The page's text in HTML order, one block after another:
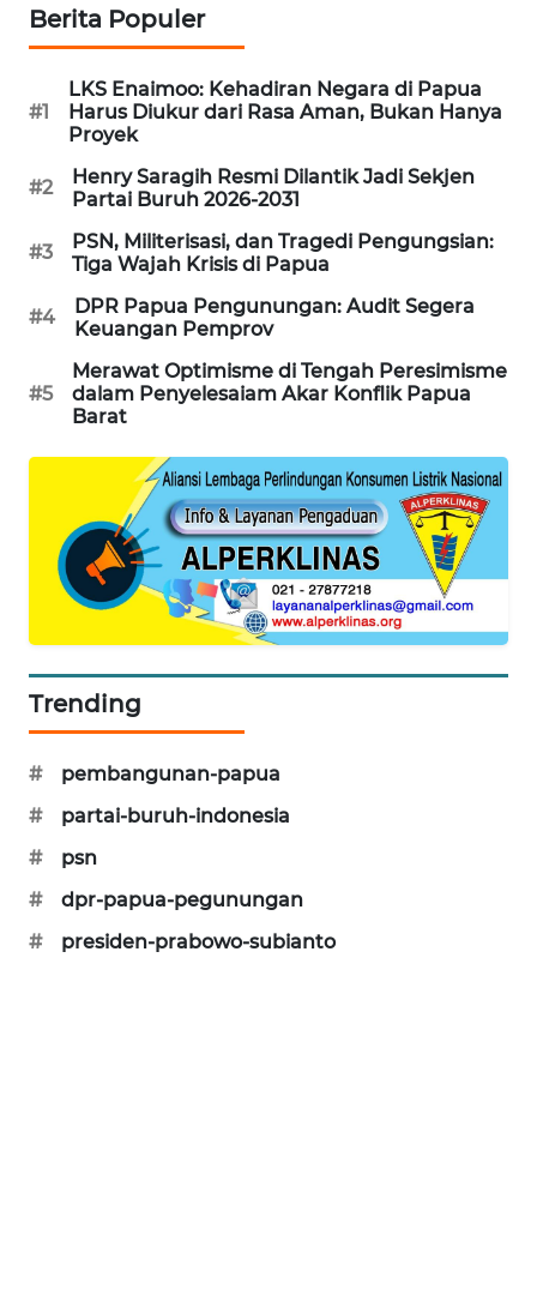
Berita Populer
#1
LKS Enaimoo: Kehadiran Negara di Papua
Harus Diukur dari Rasa Aman, Bukan Hanya
Proyek
#2
Henry Saragih Resmi Dilantik Jadi Sekjen
Partai Buruh 2026-2031
#3
PSN, Militerisasi, dan Tragedi Pengungsian:
Tiga Wajah Krisis di Papua
#4
DPR Papua Pengunungan: Audit Segera
Keuangan Pemprov
#5
Merawat Optimisme di Tengah Peresimisme
dalam Penyelesaiam Akar Konflik Papua
Barat
Trending
#
pembangunan-papua
#
partai-buruh-indonesia
#
psn
#
dpr-papua-pegunungan
#
presiden-prabowo-subianto
ALPERKLINAS
FORJASIDA
TAMBANG
NEWS
SITUNGIR
NEWS
SIDIKALANG
NEWS
SIBARAGAS
SIANTAR
NEWS
METRO
NEWS
NEWS
NEWS